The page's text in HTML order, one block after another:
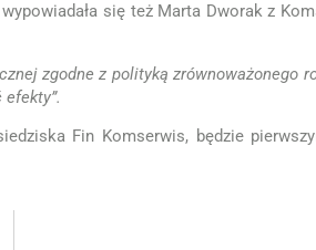
się też Marta Dworak z
zgodne z polityką zrównoważonego
Fin Komserwis, będzie